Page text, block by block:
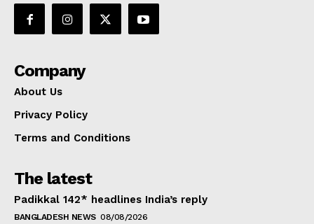
Company
About Us
Privacy Policy
Terms and Conditions
The latest
Padikkal 142* headlines India’s reply
BANGLADESH NEWS 08/08/2026